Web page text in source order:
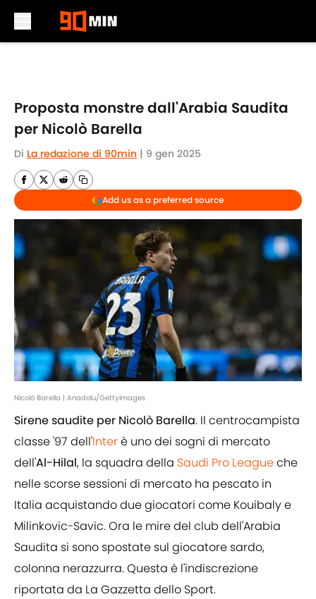
Proposta monstre dall'Arabia Saudita
per Nicolò Barella
Di La redazione di 90min | 9 gen 2025
Add us as a preferred source
Nicolò Barella | Anadolu/GettyImages
Sirene saudite per Nicolò Barella. Il centrocampista
classe '97 dell'Interè uno dei sogni di mercato
dell'Al-Hilal, la squadra della Saudi Pro Leagueche
nelle scorse sessioni di mercato ha pescato in
Italia acquistando due giocatori come Kouibaly e
Milinkovic-Savic. Ora le mire del club dell'Arabia
Saudita si sono spostate sul giocatore sardo,
colonna nerazzurra. Questa è l'indiscrezione
riportata da La Gazzetta dello Sport.